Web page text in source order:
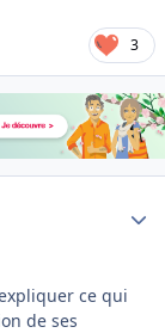
3
ce qui
de ses